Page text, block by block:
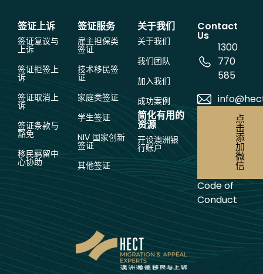
签证上诉
签证复议与
上诉
签证拒签上
诉
签证取消上
诉
签证条款与
豁免
移民羁留中
心协助
签证服务
雇主担保类
签证
技术移民签
证
家庭类签证
学生签证
NIV 国家创新
签证
其他签证
关于我们
关于我们
我们团队
加入我们
成功案例
简化有用的
资源
开设澳洲银
行账户
Contact
Us
1300
770
585
点
击
添
加
微
信
Code of
Conduct